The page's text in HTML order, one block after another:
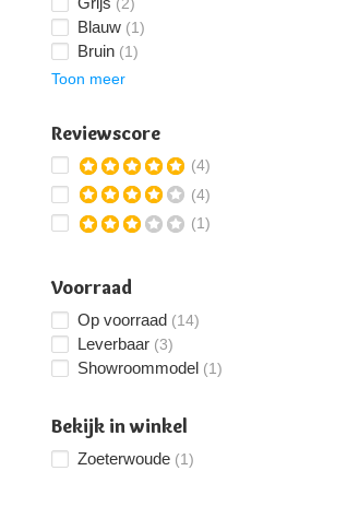
Blauw (1)
Bruin (1)
Toon meer
Reviewscore
(4)
(4)
(1)
Voorraad
Op voorraad (14)
Leverbaar (3)
Showroommodel (1)
Bekijk in winkel
Zoeterwoude (1)